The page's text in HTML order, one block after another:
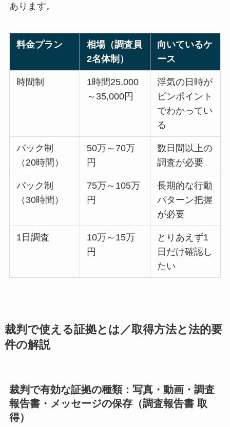
あります。
料金プラン
相場（調査員
2名体制）
向いているケ
ース
時間制
1時間25,000
～35,000円
浮気の日時が
ピンポイント
でわかってい
る
パック制
（20時間）
50万～70万
円
数日間以上の
調査が必要
パック制
（30時間）
75万～105万
円
長期的な行動
パターン把握
が必要
1日調査
10万～15万
円
とりあえず1
日だけ確認し
たい
裁判で使える証拠とは／取得方法と法的要
件の解説
裁判で有効な証拠の種類：写真・動画・調査
報告書・メッセージの保存（調査報告書 取
得）